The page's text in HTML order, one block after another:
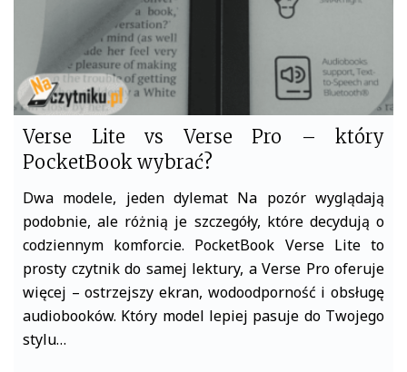
Verse Lite vs Verse Pro – który
PocketBook wybrać?
Dwa modele, jeden dylemat Na pozór wyglądają
podobnie, ale różnią je szczegóły, które decydują o
codziennym komforcie. PocketBook Verse Lite to
prosty czytnik do samej lektury, a Verse Pro oferuje
więcej – ostrzejszy ekran, wodoodporność i obsługę
audiobooków. Który model lepiej pasuje do Twojego
stylu…